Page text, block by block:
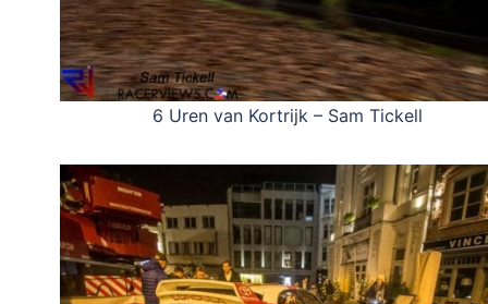
6 Uren van Kortrijk – Sam Tickell